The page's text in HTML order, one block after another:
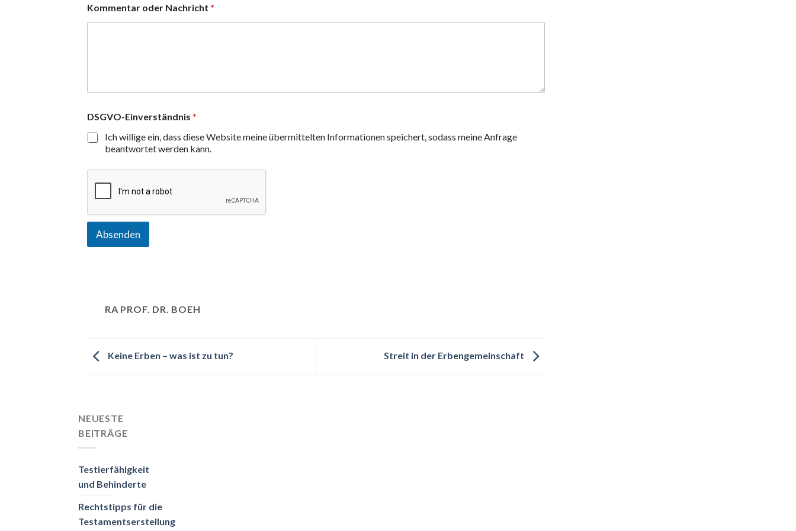
Kommentar oder Nachricht *
DSGVO-Einverständnis *
Ich willige ein, dass diese Website meine übermittelten Informationen speichert, sodass meine Anfrage
beantwortet werden kann.
Absenden
RA PROF. DR. BOEH
Keine Erben – was ist zu tun? Streit in der Erbengemeinschaft
NEUESTE
BEITRÄGE
Testierfähigkeit
und Behinderte
Rechtstipps für die
Testamentserstellung